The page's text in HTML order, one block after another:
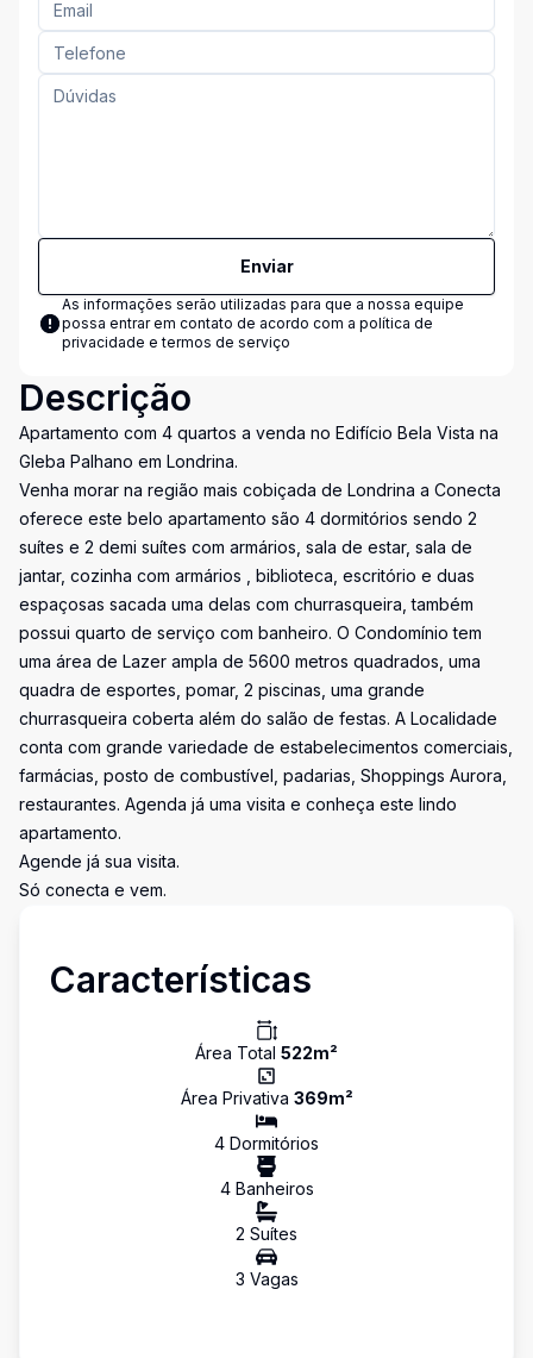
Enviar
As informações serão utilizadas para que a nossa equipe
possa entrar em contato de acordo com a política de
privacidade e termos de serviço
Descrição
Apartamento com 4 quartos a venda no Edifício Bela Vista na
Gleba Palhano em Londrina.
Venha morar na região mais cobiçada de Londrina a Conecta
oferece este belo apartamento são 4 dormitórios sendo 2
suítes e 2 demi suítes com armários, sala de estar, sala de
jantar, cozinha com armários , biblioteca, escritório e duas
espaçosas sacada uma delas com churrasqueira, também
possui quarto de serviço com banheiro. O Condomínio tem
uma área de Lazer ampla de 5600 metros quadrados, uma
quadra de esportes, pomar, 2 piscinas, uma grande
churrasqueira coberta além do salão de festas. A Localidade
conta com grande variedade de estabelecimentos comerciais,
farmácias, posto de combustível, padarias, Shoppings Aurora,
restaurantes. Agenda já uma visita e conheça este lindo
apartamento.
Agende já sua visita.
Só conecta e vem.
Características
Área Total 522m²
Área Privativa 369m²
4 Dormitórios
4Banheiros
2 Suítes
3 Vagas